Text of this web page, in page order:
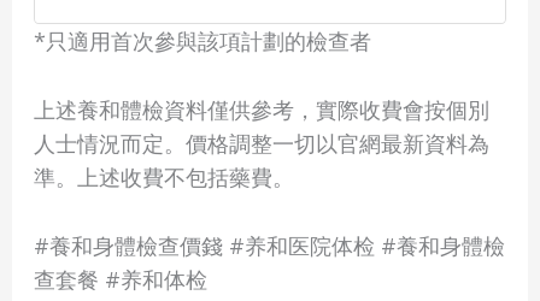
*只適用首次參與該項計劃的檢查者
上述養和體檢資料僅供參考，實際收費會按個別
人士情況而定。價格調整一切以官網最新資料為
準。上述收費不包括藥費。
#養和身體檢查價錢 #养和医院体检 #養和身體檢
查套餐 #养和体检